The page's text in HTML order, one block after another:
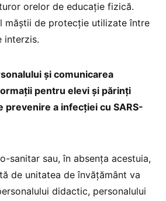
orelor de educaţie fizică.
de protecţie utilizate între
interzis.
şi comunicarea
pentru elevi şi părinţi
prevenire a infecţiei cu SARS-
sanitar sau, în absenţa acestuia,
de unitatea de învăţământ va
didactic, personalului